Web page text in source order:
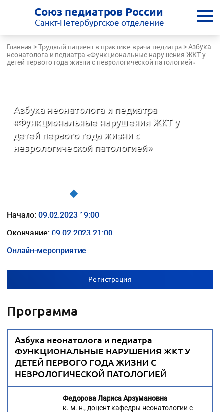
Союз педиатров России
Санкт-Петербургское отделение
Главная >Трудный пациент в практике врача-педиатра >Азбука
неонатолога и педиатра «Функциональные нарушения ЖКТ у
детей первого года жизни с неврологической патологией»
Азбука неонатолога и педиатра
«Функциональные нарушения ЖКТ у
детей первого года жизни с
неврологической патологией»
Начало: 09.02.2023 19:00
Окончание: 09.02.2023 21:00
Онлайн-мероприятие
Регистрация
Программа
Азбука неонатолога и педиатра
ФУНКЦИОНАЛЬНЫЕ НАРУШЕНИЯ ЖКТ У
ДЕТЕЙ ПЕРВОГО ГОДА ЖИЗНИ С
НЕВРОЛОГИЧЕСКОЙ ПАТОЛОГИЕЙ
Федорова Лариса Арзумановна
к. м. н., доцент кафедры неонатологии с